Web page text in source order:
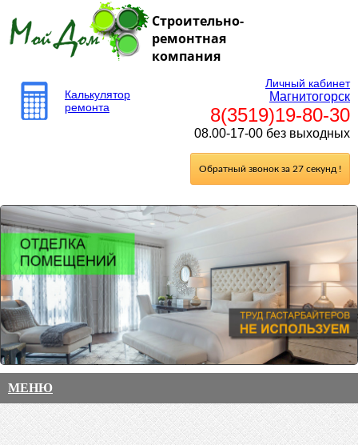
Строительно-
ремонтная
компания
Калькулятор
ремонта
Личный кабинет
Магнитогорск
8(3519)19-80-30
08.00-17-00 без выходных
Обратный звонок за 27 секунд !
МЕНЮ